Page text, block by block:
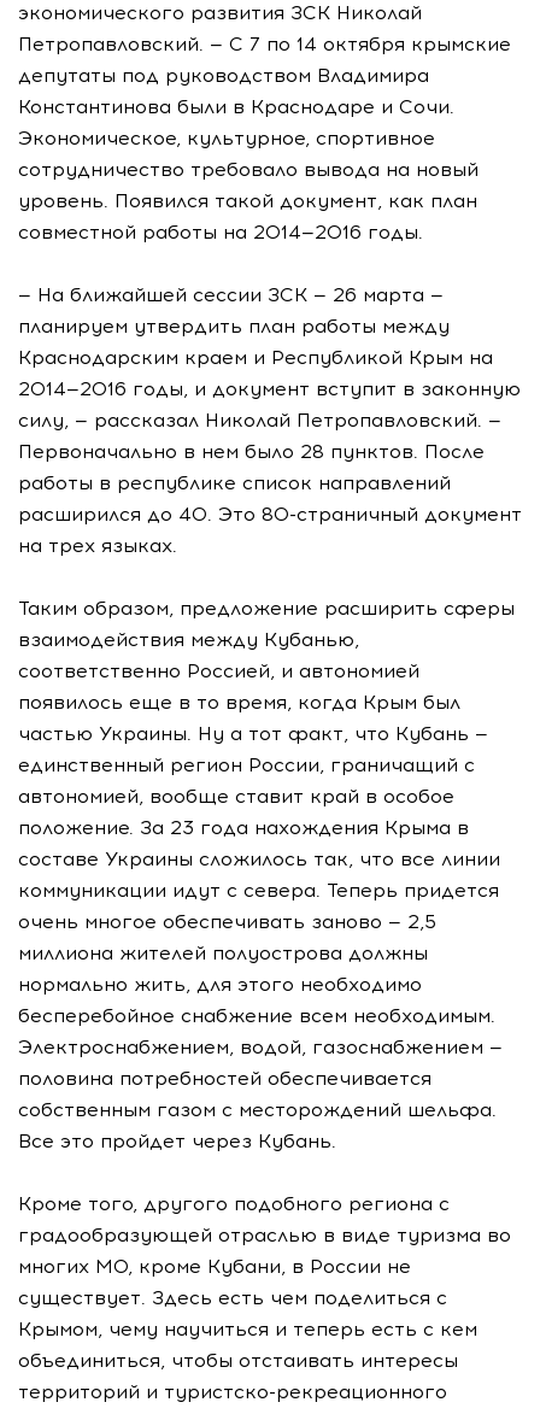
экономического развития ЗСК Николай
Петропавловский. — С 7 по 14 октября крымские
депутаты под руководством Владимира
Константинова были в Краснодаре и Сочи.
Экономическое, культурное, спортивное
сотрудничество требовало вывода на новый
уровень. Появился такой документ, как план
совместной работы на 2014—2016 годы.
— На ближайшей сессии ЗСК — 26 марта —
планируем утвердить план работы между
Краснодарским краем и Республикой Крым на
2014—2016 годы, и документ вступит в законную
силу, — рассказал Николай Петропавловский. —
Первоначально в нем было 28 пунктов. После
работы в республике список направлений
расширился до 40. Это 80-страничный документ
на трех языках.
Таким образом, предложение расширить сферы
взаимодействия между Кубанью,
соответственно Россией, и автономией
появилось еще в то время, когда Крым был
частью Украины. Ну а тот факт, что Кубань —
единственный регион России, граничащий с
автономией, вообще ставит край в особое
положение. За 23 года нахождения Крыма в
составе Украины сложилось так, что все линии
коммуникации идут с севера. Теперь придется
очень многое обеспечивать заново — 2,5
миллиона жителей полуострова должны
нормально жить, для этого необходимо
бесперебойное снабжение всем необходимым.
Электроснабжением, водой, газоснабжением —
половина потребностей обеспечивается
собственным газом с месторождений шельфа.
Все это пройдет через Кубань.
Кроме того, другого подобного региона с
градообразующей отраслью в виде туризма во
многих МО, кроме Кубани, в России не
существует. Здесь есть чем поделиться с
Крымом, чему научиться и теперь есть с кем
объединиться, чтобы отстаивать интересы
территорий и туристско-рекреационного